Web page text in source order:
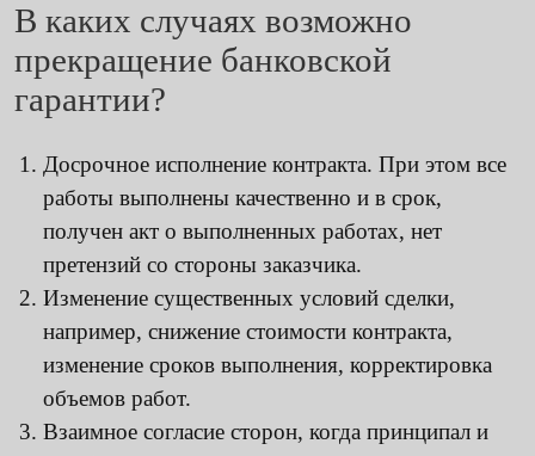
В каких случаях возможно
прекращение банковской
гарантии?
Досрочное исполнение контракта. При этом все
работы выполнены качественно и в срок,
получен акт о выполненных работах, нет
претензий со стороны заказчика.
Изменение существенных условий сделки,
например, снижение стоимости контракта,
изменение сроков выполнения, корректировка
объемов работ.
Взаимное согласие сторон, когда принципал и